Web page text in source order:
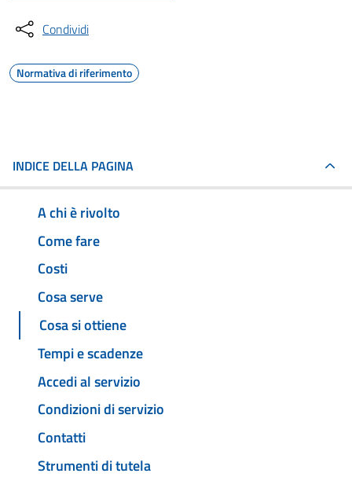
Condividi
Normativa di riferimento
INDICE DELLA PAGINA
A chi è rivolto
Come fare
Costi
Cosa serve
Cosa si ottiene
Tempi e scadenze
Accedi al servizio
Condizioni di servizio
Contatti
Strumenti di tutela